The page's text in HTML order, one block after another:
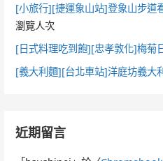
[小旅行][捷運象山站]登象山步道
瀏覽人次
[日式料理吃到飽][忠孝敦化]梅菊
[義大利麵][台北車站]洋庭坊義大
近期留言